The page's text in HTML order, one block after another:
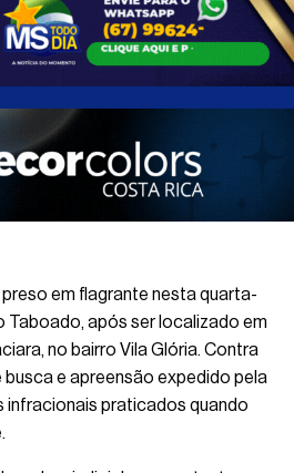
em flagrante nesta quarta-
Taboado, após ser localizado em
no bairro Vila Glória. Contra
busca e apreensão expedido pela
infracionais praticados quando